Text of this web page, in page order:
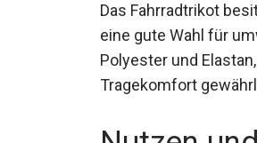
Das Fahrradtrikot
eine gute Wahl für
Polyester und